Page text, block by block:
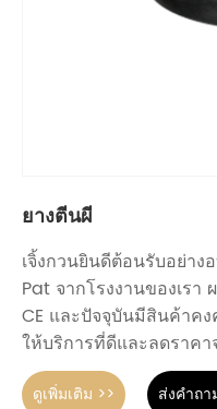
ยางตีนผี
เจิ้งกวนยินดีต้อนรับอย่า
Pat จากโรงงานของเร
CE และปัจจุบันมีสินค้าคง
ให้บริการที่ดีและลดราค
ดูเพิ่มเติม >> ส่งคำถา